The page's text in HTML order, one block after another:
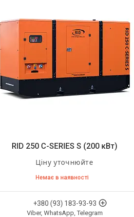
RID 250 C-SERIES S (200 кВт)
Ціну уточнюйте
Немає в наявності
+380 (93) 183-93-93
Viber, WhatsApp, Telegram